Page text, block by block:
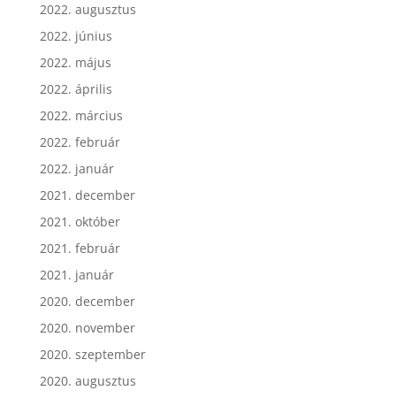
2022. augusztus
2022. június
2022. május
2022. április
2022. március
2022. február
2022. január
2021. december
2021. október
2021. február
2021. január
2020. december
2020. november
2020. szeptember
2020. augusztus